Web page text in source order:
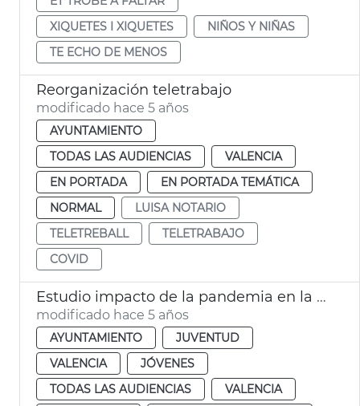
XIQUETES I XIQUETES
NIÑOS Y NIÑAS
TE ECHO DE MENOS
Reorganización teletrabajo
modificado hace 5 años
AYUNTAMIENTO
TODAS LAS AUDIENCIAS
VALENCIA
EN PORTADA
EN PORTADA TEMÁTICA
NORMAL
LUISA NOTARIO
TELETREBALL
TELETRABAJO
COVID
Estudio impacto de la pandemia en la juventud
modificado hace 5 años
AYUNTAMIENTO
JUVENTUD
VALENCIA
JÓVENES
TODAS LAS AUDIENCIAS
VALENCIA